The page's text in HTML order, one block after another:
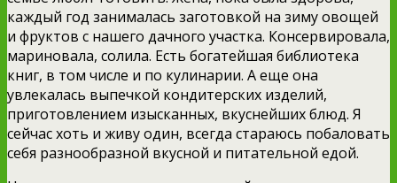
каждый год занималась заготовкой на зиму овощей
и фруктов с нашего дачного участка. Консервировала,
мариновала, солила. Есть богатейшая библиотека
книг, в том числе и по кулинарии. А еще она
увлекалась выпечкой кондитерских изделий,
приготовлением изысканных, вкуснейших блюд. Я
сейчас хоть и живу один, всегда стараюсь побаловать
себя разнообразной вкусной и питательной едой.